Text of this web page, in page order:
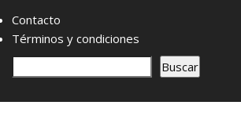
Contacto
Términos y condiciones
s
Buscar